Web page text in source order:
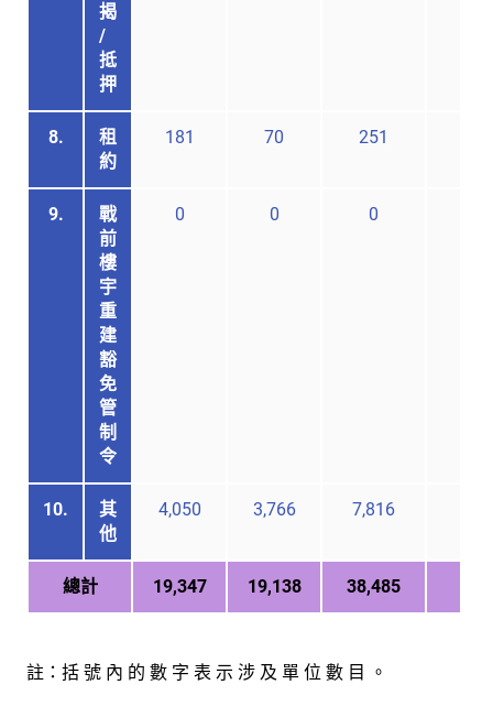
揭
/
抵
押
8.
租
約
181 70 251
9.
戰
前
樓
宇
重
建
豁
免
管
制
令
0 0 0
10.
其
他
4,050 3,766 7,816
總計 19,347 19,138 38,485
註：括 號 內 的 數 字 表 示 涉 及 單 位 數 目 。